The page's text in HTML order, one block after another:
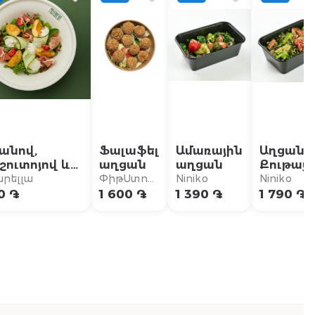
և
֏
Ֆալաֆել
աղցան
ՓիթՍտոպ
Բուրգեր
1 600 ֏
Ամառային
աղցան
Niniko
1 390 ֏
Աղցան
Niniko
1 790 ֏